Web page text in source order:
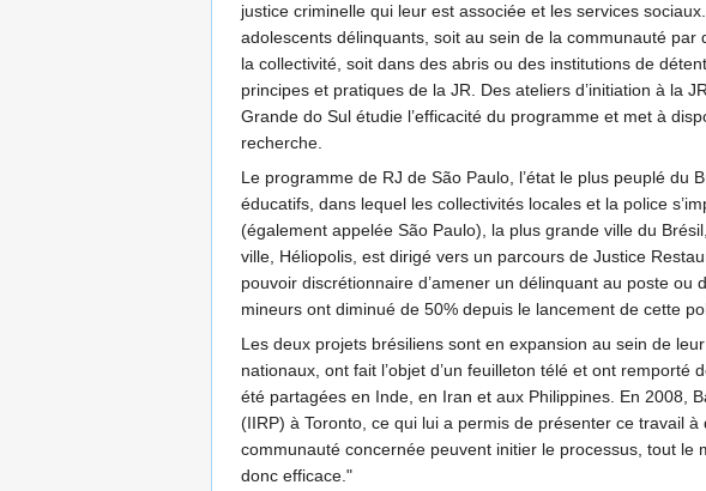
justice criminelle qui leur est associée et les services
adolescents délinquants, soit au sein de la communauté
la collectivité, soit dans des abris ou des institutions de
principes et pratiques de la JR. Des ateliers d’initiation à la
Grande do Sul étudie l’efficacité du programme et met à
recherche.
Le programme de RJ de São Paulo, l’état le plus peuplé du
éducatifs, dans lequel les collectivités locales et la police
(également appelée São Paulo), la plus grande ville du
ville, Héliopolis, est dirigé vers un parcours de Justice
pouvoir discrétionnaire d’amener un délinquant au poste
mineurs ont diminué de 50% depuis le lancement de cette
Les deux projets brésiliens sont en expansion au sein de
nationaux, ont fait l’objet d’un feuilleton télé et ont
été partagées en Inde, en Iran et aux Philippines. En 2008,
(IIRP) à Toronto, ce qui lui a permis de présenter ce travail
communauté concernée peuvent initier le processus, tout le
donc efficace."